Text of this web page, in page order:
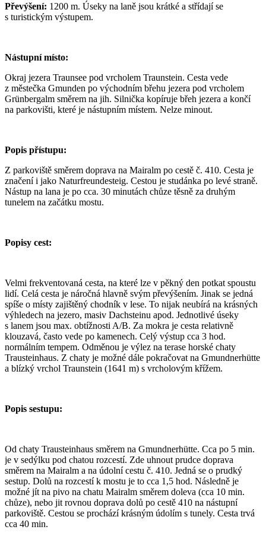
Převýšení: 1200 m. Úseky na laně jsou krátké a střídají se
s turistickým výstupem.
Nástupní místo:
Okraj jezera Traunsee pod vrcholem Traunstein. Cesta vede
z městečka Gmunden po východním břehu jezera pod vrcholem
Grünbergalm směrem na jih. Silnička kopíruje břeh jezera a končí
na parkovišti, které je nástupním místem. Nelze minout.
Popis přístupu:
Z parkoviště směrem doprava na Mairalm po cestě č. 410. Cesta je
značení i jako Naturfreundesteig. Cestou je studánka po levé straně.
Nástup na lana je po cca. 30 minutách chůze těsně za druhým
tunelem na začátku mostu.
Popisy cest:
Velmi frekventovaná cesta, na které lze v pěkný den potkat spoustu
lidí. Celá cesta je náročná hlavně svým převýšením. Jinak se jedná
spíše o místy zajištěný chodník v lese. To nijak neubírá na krásných
výhledech na jezero, masiv Dachsteinu apod. Jednotlivé úseky
s lanem jsou max. obtížnosti A/B. Za mokra je cesta relativně
klouzavá, často vede po kamenech. Celý výstup cca 3 hod.
normálním tempem. Odměnou je výlez na terase horské chaty
Trausteinhaus. Z chaty je možné dále pokračovat na Gmundnerhütte
a blízký vrchol Traunstein (1641 m) s vrcholovým křížem.
Popis sestupu:
Od chaty Trausteinhaus směrem na Gmundnerhütte. Cca po 5 min.
je v sedýlku pod chatou rozcestí. Zde uhnout prudce doprava
směrem na Mairalm a na údolní cestu č. 410. Jedná se o prudký
sestup. Dolů na rozcestí k mostu je to cca 1,5 hod. Následně je
možné jít na pivo na chatu Mairalm směrem doleva (cca 10 min.
chůze), nebo jit rovnou doprava dolů po cestě 410 na nástupní
parkoviště. Cestou se prochází krásným údolím s tunely. Cesta trvá
cca 40 min.